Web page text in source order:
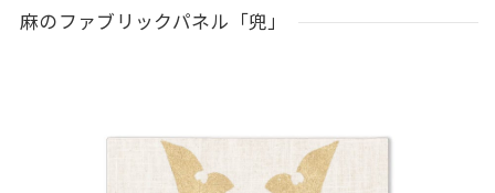
麻のファブリックパネル「兜」